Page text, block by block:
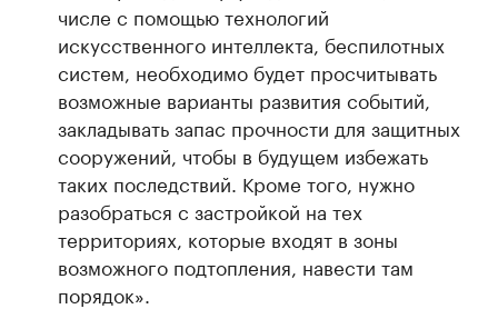
числе с помощью технологий
искусственного интеллекта, беспилотных
систем, необходимо будет просчитывать
возможные варианты развития событий,
закладывать запас прочности для защитных
сооружений, чтобы в будущем избежать
таких последствий. Кроме того, нужно
разобраться с застройкой на тех
территориях, которые входят в зоны
возможного подтопления, навести там
порядок».